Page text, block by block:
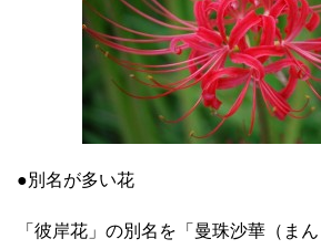
●別名が多い花
「彼岸花」の別名を「曼珠沙華（ま